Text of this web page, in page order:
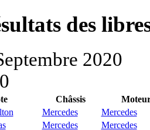
des
2020
Châssis
Mercedes
Mercedes
Mercedes
Mercedes